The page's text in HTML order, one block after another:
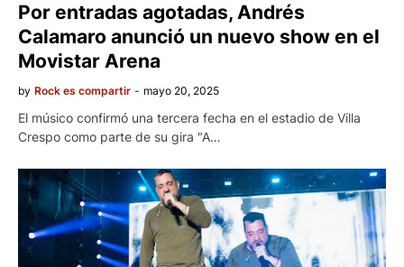
Por entradas agotadas, Andrés
Calamaro anunció un nuevo show en el
Movistar Arena
by Rock es compartir - mayo 20, 2025
El músico confirmó una tercera fecha en el estadio de Villa
Crespo como parte de su gira "A…